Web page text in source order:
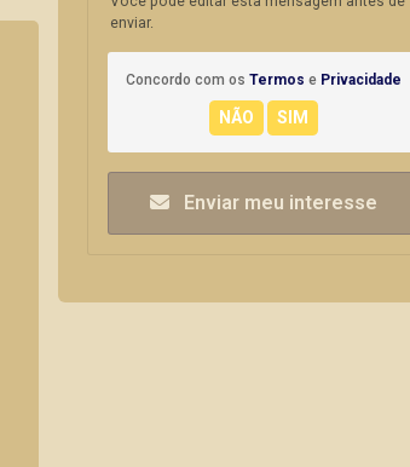
enviar.
Concordo com os Termos e Privacidade
Enviar meu interesse